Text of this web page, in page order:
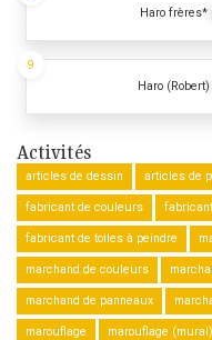
Haro frères*
Haro (Robert)
9
Activités
articles de dessin articles de
fabricant de couleurs
fabricant de toiles à peindre
marchand de couleurs
marchand de panneaux
marouflage marouflage